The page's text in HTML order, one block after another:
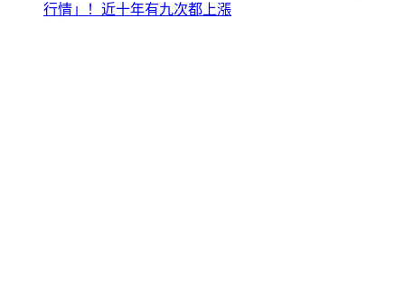
行情」！近十年有九次都上漲